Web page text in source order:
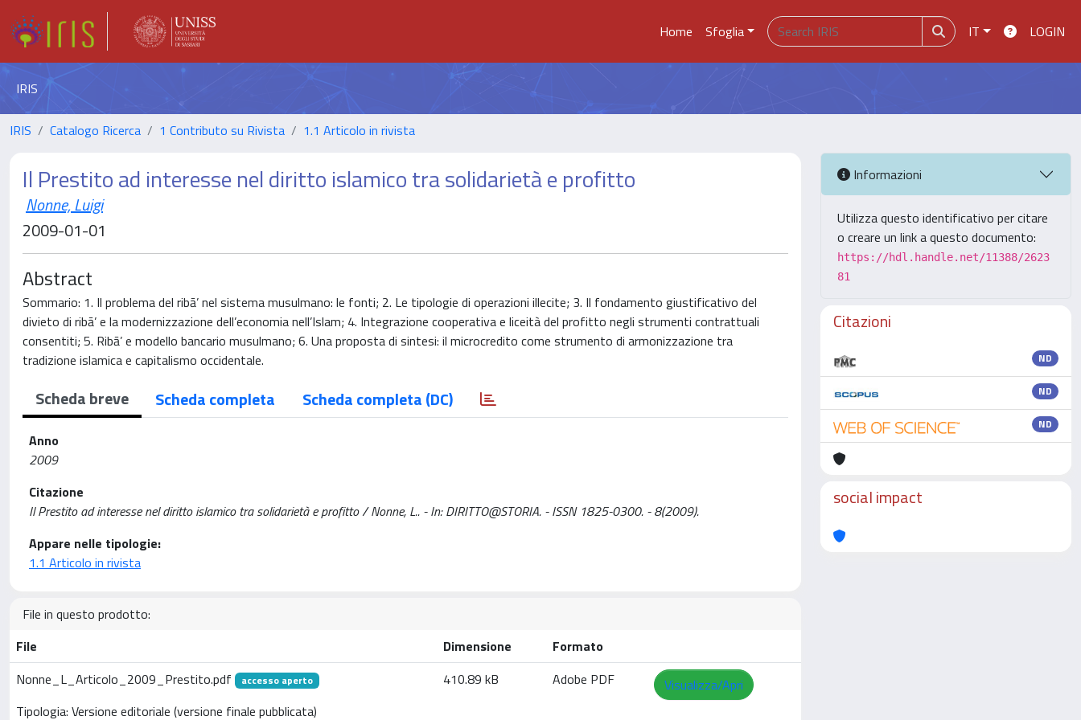
Home Sfoglia IT LOGIN
IRIS
IRIS Catalogo Ricerca 1 Contributo su Rivista 1.1 Articolo in rivista
Il Prestito ad interesse nel diritto islamico tra solidarietà e profitto
Nonne, Luigi
2009-01-01
Abstract
Sommario: 1. Il problema del ribā’ nel sistema musulmano: le fonti; 2. Le tipologie di operazioni illecite; 3. Il fondamento giustificativo del
divieto di ribā’ e la modernizzazione dell’economia nell’Islam; 4. Integrazione cooperativa e liceità del profitto negli strumenti contrattuali
consentiti; 5. Ribā’ e modello bancario musulmano; 6. Una proposta di sintesi: il microcredito come strumento di armonizzazione tra
tradizione islamica e capitalismo occidentale.
Scheda breve Scheda completa Scheda completa (DC)
Anno
2009
Citazione
Il Prestito ad interesse nel diritto islamico tra solidarietà e profitto / Nonne, L.. - In: DIRITTO@STORIA. - ISSN 1825-0300. - 8(2009).
Appare nelle tipologie:
1.1 Articolo in rivista
File in questo prodotto:
File
Dimensione
Formato
Nonne_L_Articolo_2009_Prestito.pdf
accesso aperto
Tipologia: Versione editoriale (versione finale pubblicata)
410.89 kB Adobe PDF Visualizza/Apri
Informazioni
Utilizza questo identificativo per citare
o creare un link a questo documento:
https://hdl.handle.net/11388/2623
81
Citazioni
ND
ND
ND
social impact